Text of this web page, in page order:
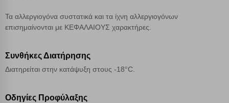
Τα αλλεργιογόνα συστατικά και τα ίχνη αλλεργιογόνων
επισημαίνονται με ΚΕΦΑΛΑΙΟΥΣ χαρακτήρες.
Συνθήκες Διατήρησης
Διατηρείται στην κατάψυξη στους -18°C.
Οδηγίες Προφύλαξης